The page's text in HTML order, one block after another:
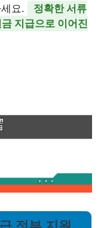
요.
정확한 서류
지급으로 이어진